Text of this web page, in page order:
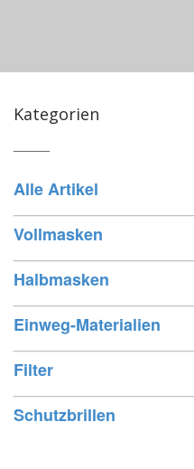
Kategorien
Alle Artikel
Vollmasken
Halbmasken
Einweg-Materialien
Filter
Schutzbrillen